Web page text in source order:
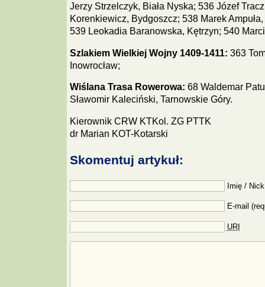
Jerzy Strzelczyk, Biała Nyska; 536 Józef
Korenkiewicz, Bydgoszcz; 538 Marek
539 Leokadia Baranowska, Kętrzyn; 540
Szlakiem Wielkiej Wojny 1409-1411: 363
Inowrocław;
Wiślana Trasa Rowerowa: 68 Waldemar
Sławomir Kaleciński, Tarnowskie Góry.
Kierownik CRW KTKol. ZG PTTK
dr Marian KOT-Kotarski
Skomentuj artykuł:
Imię /
E-mail
URI